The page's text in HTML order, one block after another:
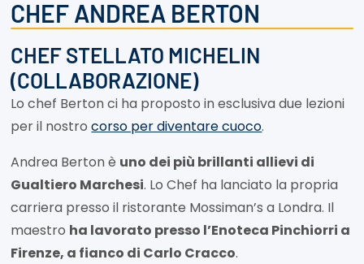
CHEF ANDREA BERTON
CHEF STELLATO MICHELIN
(COLLABORAZIONE)
Lo chef Berton ci ha proposto in esclusiva due lezioni
per il nostrocorso per diventare cuoco.
Andrea Berton è uno dei più brillanti allievi di
Gualtiero Marchesi. Lo Chef ha lanciato la propria
carriera presso il ristorante Mossiman’s a Londra. Il
maestro ha lavorato presso l’Enoteca Pinchiorri a
Firenze, a fianco di Carlo Cracco.